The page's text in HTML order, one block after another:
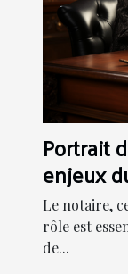
Portrait
enjeux
Le notaire,
rôle est
de...